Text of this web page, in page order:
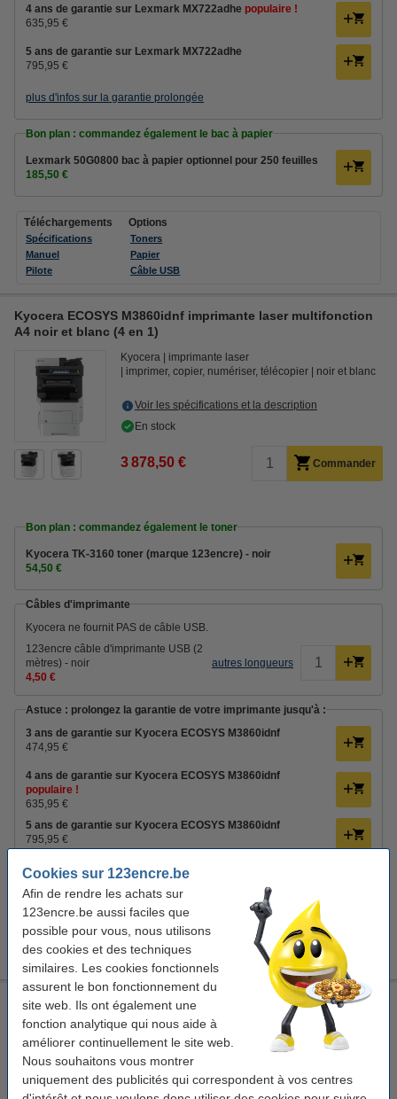
Cookies sur 123encre.be
Afin de rendre les achats sur
123encre.be aussi faciles que
possible pour vous, nous utilisons
des cookies et des techniques
similaires. Les cookies fonctionnels
assurent le bon fonctionnement du
site web. Ils ont également une
fonction analytique qui nous aide à
améliorer continuellement le site web.
Nous souhaitons vous montrer
uniquement des publicités qui correspondent à vos centres
4 ans de garantie sur Lexmark MX722adhe populaire !
635,95 €
5 ans de garantie sur Lexmark MX722adhe
795,95 €
plus d'infos sur la garantie prolongée
Bon plan : commandez également le bac à papier
Lexmark 50G0800 bac à papier optionnel pour 250 feuilles
185,50 €
Téléchargements
Spécifications
Manuel
Pilote
Options
Toners
Papier
Câble USB
Kyocera ECOSYS M3860idnf imprimante laser multifonction
A4 noir et blanc (4 en 1)
Kyocera
imprimante laser
imprimer, copier, numériser, télécopier
noir et blanc
Voir les spécifications et la description
En stock
3 878,50 € Commander
Bon plan : commandez également le toner
Kyocera TK-3160 toner (marque 123encre) - noir
54,50 €
Câbles d'imprimante
Kyocera ne fournit PAS de câble USB.
123encre câble d'imprimante USB (2
mètres) - noir
4,50 €
autres longueurs
Astuce : prolongez la garantie de votre imprimante jusqu'à :
3 ans de garantie sur Kyocera ECOSYS M3860idnf
474,95 €
4 ans de garantie sur Kyocera ECOSYS M3860idnf
populaire !
635,95 €
5 ans de garantie sur Kyocera ECOSYS M3860idnf
795,95 €
plus d'infos sur la garantie prolongée
Téléchargements
Fiche technique
Pilote
Manuel
Options
Toners
Papier
Câble USB
HP LaserJet M209d imprimante laser A4 noir et blanc
HP imprimante laser noir et blanc imprimer
Voir les spécifications et la description
En stock